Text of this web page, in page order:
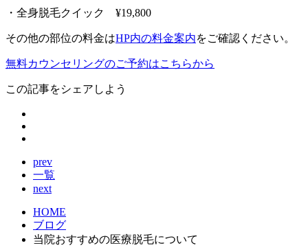
・全身脱毛クイック ¥19,800
その他の部位の料金はHP内の料金案内をご確認ください。
無料カウンセリングのご予約はこちらから
この記事をシェアしよう
prev
一覧
next
HOME
ブログ
当院おすすめの医療脱毛について